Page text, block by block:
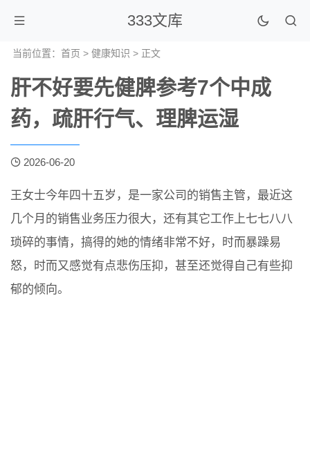
333文库
当前位置： 首页 > 健康知识 > 正文
肝不好要先健脾参考7个中成
药，疏肝行气、理脾运湿
2026-06-20
王女士今年四十五岁，是一家公司的销售主管，最近这
几个月的销售业务压力很大，还有其它工作上七七八八
琐碎的事情，搞得的她的情绪非常不好，时而暴躁易
怒，时而又感觉有点悲伤压抑，甚至还觉得自己有些抑
郁的倾向。